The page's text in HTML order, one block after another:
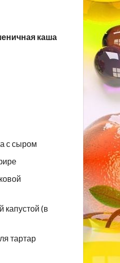
каша
с сыром
(в
тартар